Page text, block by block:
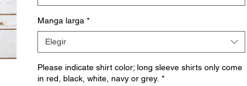
Manga larga *
Elegir
Please indicate shirt color; long sleeve shirts only come
in red, black, white, navy or grey. *